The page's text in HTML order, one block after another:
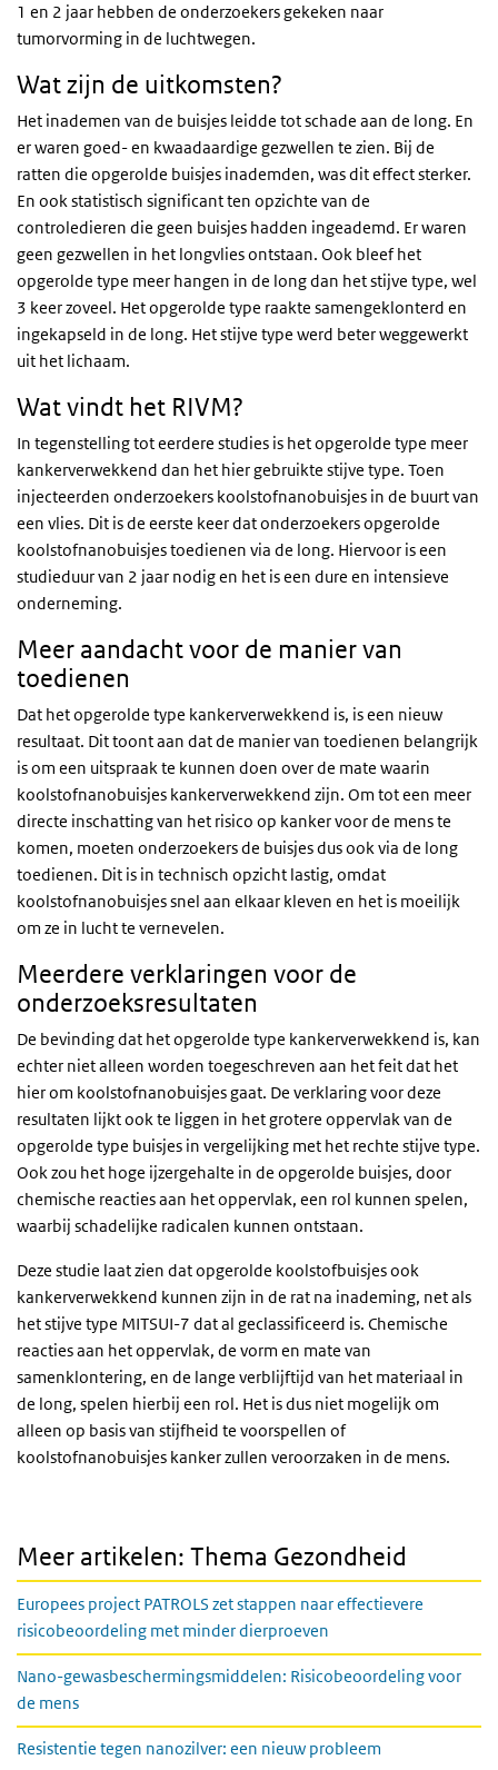
1 en 2 jaar hebben de onderzoekers gekeken naar
tumorvorming in de luchtwegen.
Wat zijn de uitkomsten?
Het inademen van de buisjes leidde tot schade aan de long. En
er waren goed- en kwaadaardige gezwellen te zien. Bij de
ratten die opgerolde buisjes inademden, was dit effect sterker.
En ook statistisch significant ten opzichte van de
controledieren die geen buisjes hadden ingeademd. Er waren
geen gezwellen in het longvlies ontstaan. Ook bleef het
opgerolde type meer hangen in de long dan het stijve type, wel
3 keer zoveel. Het opgerolde type raakte samengeklonterd en
ingekapseld in de long. Het stijve type werd beter weggewerkt
uit het lichaam.
Wat vindt het RIVM?
In tegenstelling tot eerdere studies is het opgerolde type meer
kankerverwekkend dan het hier gebruikte stijve type. Toen
injecteerden onderzoekers koolstofnanobuisjes in de buurt van
een vlies. Dit is de eerste keer dat onderzoekers opgerolde
koolstofnanobuisjes toedienen via de long. Hiervoor is een
studieduur van 2 jaar nodig en het is een dure en intensieve
onderneming.
Meer aandacht voor de manier van
toedienen
Dat het opgerolde type kankerverwekkend is, is een nieuw
resultaat. Dit toont aan dat de manier van toedienen belangrijk
is om een uitspraak te kunnen doen over de mate waarin
koolstofnanobuisjes kankerverwekkend zijn. Om tot een meer
directe inschatting van het risico op kanker voor de mens te
komen, moeten onderzoekers de buisjes dus ook via de long
toedienen. Dit is in technisch opzicht lastig, omdat
koolstofnanobuisjes snel aan elkaar kleven en het is moeilijk
om ze in lucht te vernevelen.
Meerdere verklaringen voor de
onderzoeksresultaten
De bevinding dat het opgerolde type kankerverwekkend is, kan
echter niet alleen worden toegeschreven aan het feit dat het
hier om koolstofnanobuisjes gaat. De verklaring voor deze
resultaten lijkt ook te liggen in het grotere oppervlak van de
opgerolde type buisjes in vergelijking met het rechte stijve type.
Ook zou het hoge ijzergehalte in de opgerolde buisjes, door
chemische reacties aan het oppervlak, een rol kunnen spelen,
waarbij schadelijke radicalen kunnen ontstaan.
Deze studie laat zien dat opgerolde koolstofbuisjes ook
kankerverwekkend kunnen zijn in de rat na inademing, net als
het stijve type MITSUI-7 dat al geclassificeerd is. Chemische
reacties aan het oppervlak, de vorm en mate van
samenklontering, en de lange verblijftijd van het materiaal in
de long, spelen hierbij een rol. Het is dus niet mogelijk om
alleen op basis van stijfheid te voorspellen of
koolstofnanobuisjes kanker zullen veroorzaken in de mens.
Meer artikelen: Thema Gezondheid
Europees project PATROLS zet stappen naar effectievere
risicobeoordeling met minder dierproeven
Nano-gewasbeschermingsmiddelen: Risicobeoordeling voor
de mens
Resistentie tegen nanozilver: een nieuw probleem